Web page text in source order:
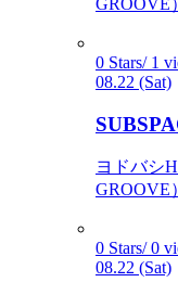
0 Stars/ 1
08.22 (Sat)
ヨドバシ
GROOVE
0 Stars/ 0
08.22 (Sat)